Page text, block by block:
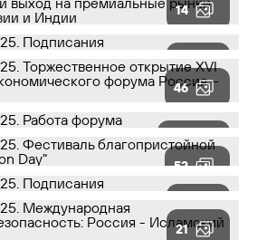
14
31
46
100
52
21